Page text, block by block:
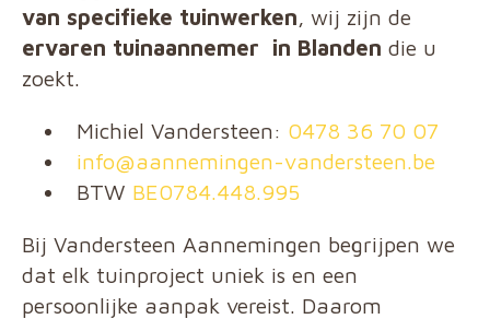
van specifieke tuinwerken, wij zijn de
ervaren tuinaannemer
in Blanden die u
zoekt.
Michiel Vandersteen: 0478 36 70 07
info@aannemingen-vandersteen.be
BTW BE0784.448.995
Bij Vandersteen Aannemingen begrijpen we
dat elk tuinproject uniek is en een
persoonlijke aanpak vereist. Daarom